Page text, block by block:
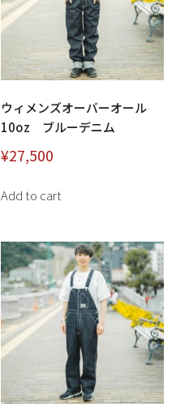
ウィメンズオーバーオール
10oz ブルーデニム
¥27,500
Add to cart